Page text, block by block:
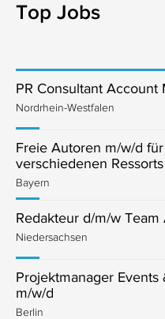
Top Jobs
PR Consultant Account
Nordrhein-Westfalen
Freie Autoren m/w/d
verschiedenen Ressorts
Bayern
Redakteur d/m/w Team
Niedersachsen
Projektmanager
m/w/d
Berlin